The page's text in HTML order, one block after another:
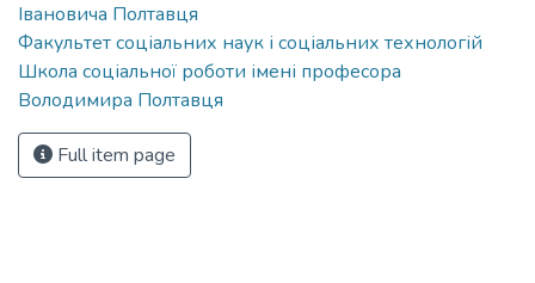
Івановича Полтавця
Факультет соціальних наук і соціальних технологій
Школа соціальної роботи імені професора
Володимира Полтавця
Full item page